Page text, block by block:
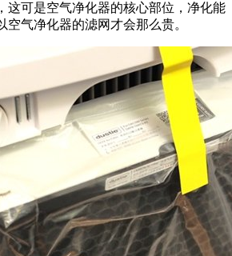
这可是空气净化器的核心部位，净化能
空气净化器的滤网才会那么贵。